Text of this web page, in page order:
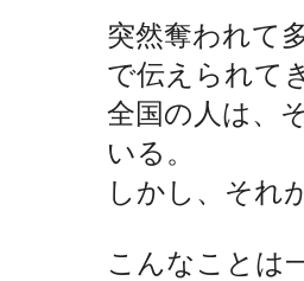
突然奪われて
で伝えられて
全国の人は、
いる。
しかし、それ
こんなことは